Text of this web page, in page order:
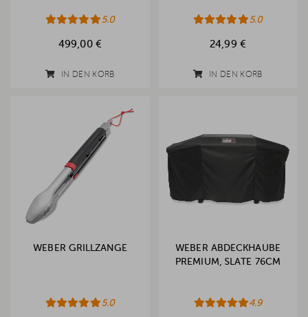
5.0
499,00 €
IN DEN KORB
5.0
24,99 €
IN DEN KORB
WEBER GRILLZANGE
5.0
WEBER ABDECKHAUBE
PREMIUM, SLATE 76CM
4.9